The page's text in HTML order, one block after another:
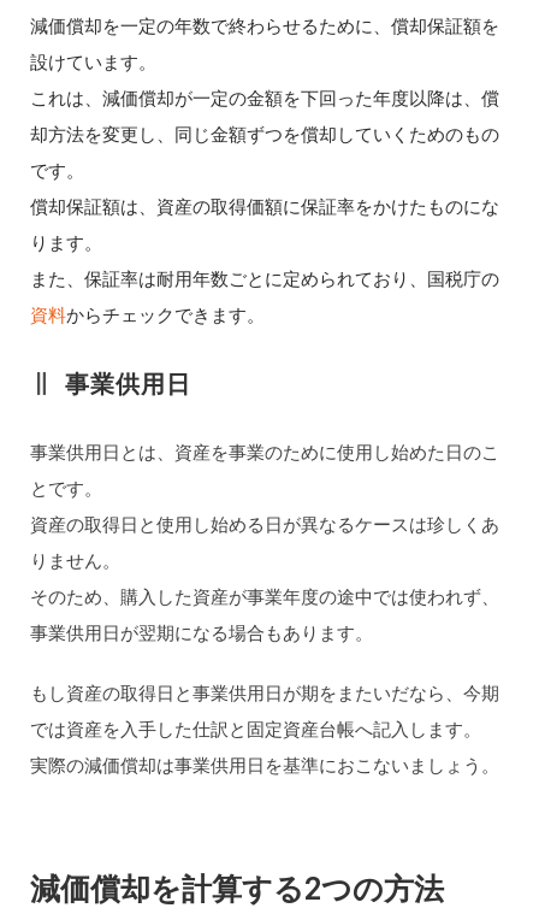
減価償却を一定の年数で終わらせるために、償却保証額を
設けています。
これは、減価償却が一定の金額を下回った年度以降は、償
却方法を変更し、同じ金額ずつを償却していくためのもの
です。
償却保証額は、資産の取得価額に保証率をかけたものにな
ります。
また、保証率は耐用年数ごとに定められており、国税庁の
資料からチェックできます。
事業供用日
事業供用日とは、資産を事業のために使用し始めた日のこ
とです。
資産の取得日と使用し始める日が異なるケースは珍しくあ
りません。
そのため、購入した資産が事業年度の途中では使われず、
事業供用日が翌期になる場合もあります。
もし資産の取得日と事業供用日が期をまたいだなら、今期
では資産を入手した仕訳と固定資産台帳へ記入します。
実際の減価償却は事業供用日を基準におこないましょう。
減価償却を計算する2つの方法